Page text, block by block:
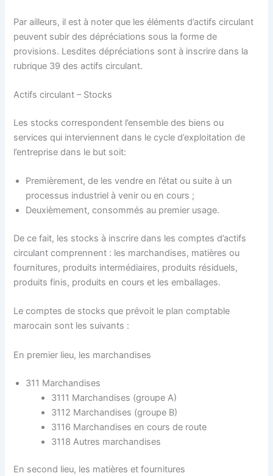
Par ailleurs, il est à noter que les éléments d’actifs circulant
peuvent subir des dépréciations sous la forme de
provisions. Lesdites dépréciations sont à inscrire dans la
rubrique 39 des actifs circulant.
Actifs circulant – Stocks
Les stocks correspondent l’ensemble des biens ou
services qui interviennent dans le cycle d’exploitation de
l’entreprise dans le but soit:
Premièrement, de les vendre en l’état ou suite à un
processus industriel à venir ou en cours ;
Deuxièmement, consommés au premier usage.
De ce fait, les stocks à inscrire dans les comptes d’actifs
circulant comprennent : les marchandises, matières ou
fournitures, produits intermédiaires, produits résiduels,
produits finis, produits en cours et les emballages.
Le comptes de stocks que prévoit le plan comptable
marocain sont les suivants :
En premier lieu, les marchandises
311 Marchandises
3111 Marchandises (groupe A)
3112 Marchandises (groupe B)
3116 Marchandises en cours de route
3118 Autres marchandises
En second lieu, les matières et fournitures